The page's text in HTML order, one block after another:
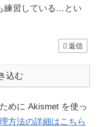
練習している…とい
返信
込む
めに Akismet を使っ
方法の詳細はこちら